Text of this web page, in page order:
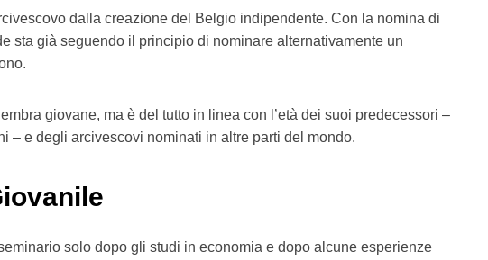
dalla creazione del Belgio indipendente. Con la nomina di
sta già seguendo il principio di nominare alternativamente un
giovane, ma è del tutto in linea con l’età dei suoi predecessori –
– e degli arcivescovi nominati in altre parti del mondo.
solo dopo gli studi in economia e dopo alcune esperienze